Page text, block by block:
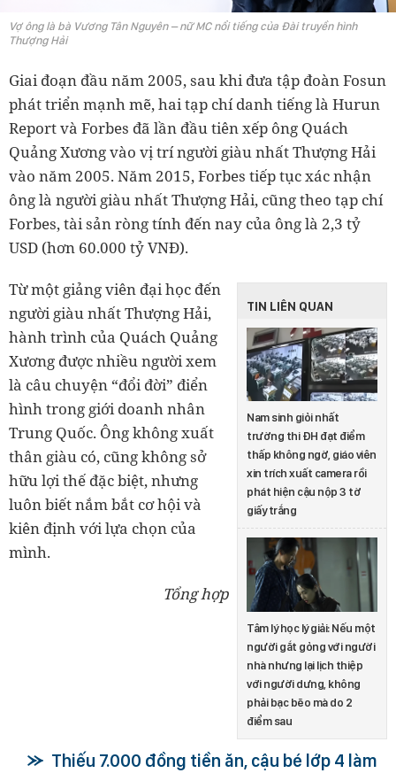
Vợ ông là bà Vương Tân Nguyên – nữ MC nổi tiếng của Đài truyền hình
Thượng Hải
Giai đoạn đầu năm 2005, sau khi đưa tập đoàn Fosun
phát triển mạnh mẽ, hai tạp chí danh tiếng là Hurun
Report và Forbes đã lần đầu tiên xếp ông Quách
Quảng Xương vào vị trí người giàu nhất Thượng Hải
vào năm 2005. Năm 2015, Forbes tiếp tục xác nhận
ông là người giàu nhất Thượng Hải, cũng theo tạp chí
Forbes, tài sản ròng tính đến nay của ông là 2,3 tỷ
USD (hơn 60.000 tỷ VNĐ).
TIN LIÊN QUAN
Nam sinh giỏi nhất
trường thi ĐH đạt điểm
thấp không ngờ, giáo viên
xin trích xuất camera rồi
phát hiện cậu nộp 3 tờ
giấy trắng
Tâm lý học lý giải: Nếu một
người gắt gỏng với người
nhà nhưng lại lịch thiệp
với người dưng, không
phải bạc bẽo mà do 2
điểm sau
Từ một giảng viên đại học đến
người giàu nhất Thượng Hải,
hành trình của Quách Quảng
Xương được nhiều người xem
là câu chuyện “đổi đời” điển
hình trong giới doanh nhân
Trung Quốc. Ông không xuất
thân giàu có, cũng không sở
hữu lợi thế đặc biệt, nhưng
luôn biết nắm bắt cơ hội và
kiên định với lựa chọn của
mình.
Tổng hợp
Thiếu 7.000 đồng tiền ăn, cậu bé lớp 4 làm